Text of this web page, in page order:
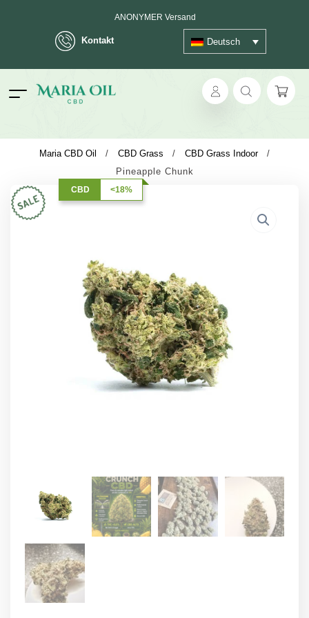
Kontakt
ANONYMER Versand
Deutsch
Maria CBD Oil / CBD Grass / CBD Grass Indoor
/
Pineapple Chunk
CBD <18%